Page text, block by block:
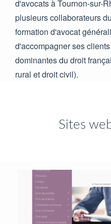
d'avocats à Tournon-sur-
plusieurs collaborateurs
formation d'avocat
d'accompagner ses
dominantes du droit
rural et droit civil).
Sites